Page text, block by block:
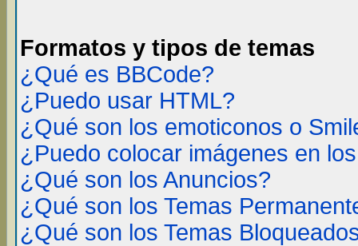
Formatos y tipos de temas
¿Qué es BBCode?
¿Puedo usar HTML?
¿Qué son los emoticonos o
¿Puedo colocar imágenes en
¿Qué son los Anuncios?
¿Qué son los Temas
¿Qué son los Temas